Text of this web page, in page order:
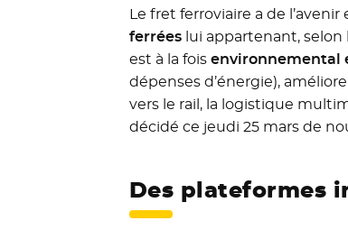
Le fret ferroviaire a de
ferréeslui appartenant, selon
est à la fois environnemental
dépenses d’énergie),
vers le rail, la logistique
décidé ce jeudi 25 mars de
Des plateformes